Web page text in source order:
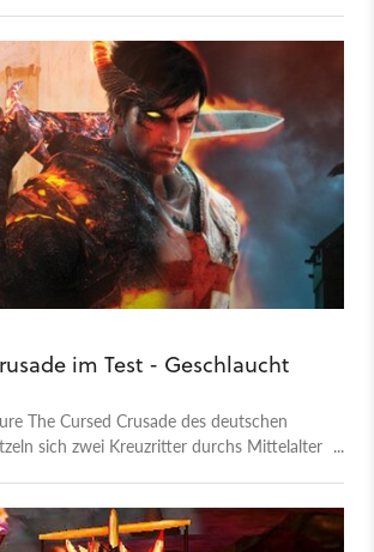
im Test - Geschlaucht
The Cursed Crusade des deutschen
sich zwei Kreuzritter durchs Mittelalter